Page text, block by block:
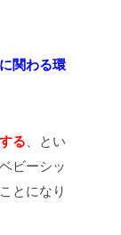
関わる環
る 、とい
ビーシッ
ことになり